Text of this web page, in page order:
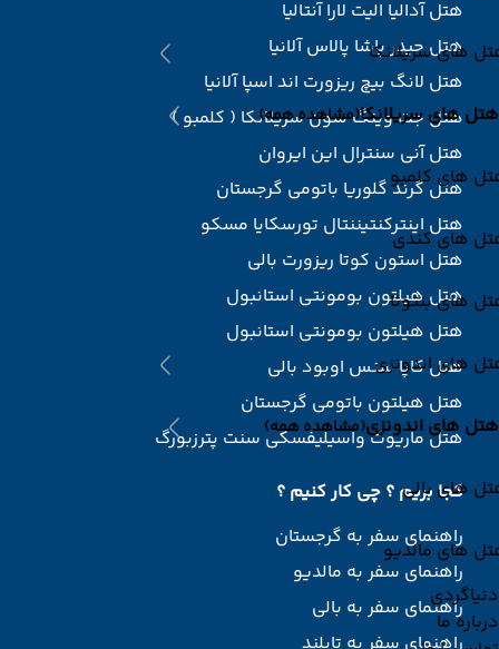
های سریلانکا
هتل های سریلانکا(مشاهده همه)
های کلمبو
های کندی
های بنتوتا
های اندونزی
هتل های اندونزی(مشاهده همه)
های بالی
های مالدیو
دنیاگردی
درباره ما
هتل آدالیا الیت لارا آنتالیا
هتل حیدر پاشا پالاس آلانیا
هتل لانگ بیچ ریزورت اند اسپا آلانیا
هتل جت وینگ سون سریلانکا ( کلمبو )
هتل آنی سنترال این ایروان
هتل گرند گلوریا باتومی گرجستان
هتل اینترکنتیننتال تورسکایا مسکو
هتل استون کوتا ریزورت بالی
هتل هیلتون بومونتی استانبول
هتل هیلتون بومونتی استانبول
هتل کاپا سنس اوبود بالی
هتل هیلتون باتومی گرجستان
هتل ماریوت واسیلیفسکی سنت پترزبورگ
کجا بریم ؟ چی کار کنیم ؟
راهنمای سفر به گرجستان
راهنمای سفر به مالدیو
راهنمای سفر به بالی